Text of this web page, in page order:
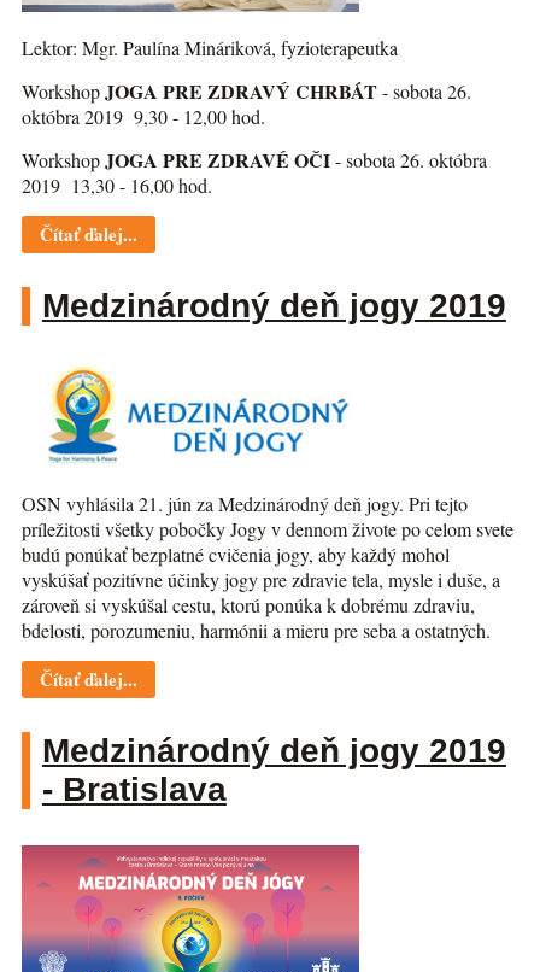
Lektor: Mgr. Paulína Mináriková, fyzioterapeutka
WorkshopJOGA PRE ZDRAVÝ CHRBÁT- sobota 26.
októbra 2019 9,30 - 12,00 hod.
WorkshopJOGA PRE ZDRAVÉ OČI- sobota 26. októbra
2019 13,30 - 16,00 hod.
Čítať ďalej...
Medzinárodný deň jogy 2019
OSN vyhlásila 21. jún za Medzinárodný deň jogy. Pri tejto
príležitosti všetky pobočky Jogy v dennom živote po celom svete
budú ponúkať bezplatné cvičenia jogy, aby každý mohol
vyskúšať pozitívne účinky jogy pre zdravie tela, mysle i duše, a
zároveň si vyskúšal cestu, ktorú ponúka k dobrému zdraviu,
bdelosti, porozumeniu, harmónii a mieru pre seba a ostatných.
Čítať ďalej...
Medzinárodný deň jogy 2019
- Bratislava